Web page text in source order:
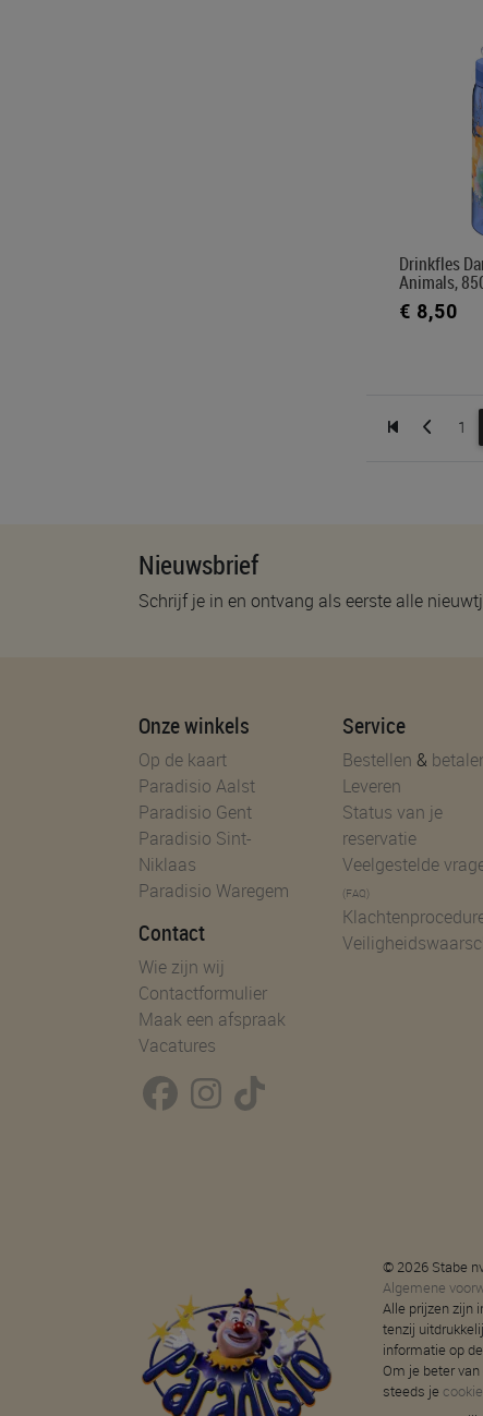
Drinkfles
Animals,
€ 8,50
1
Nieuwsbrief
Schrijf je in en ontvang als eerste alle
Onze winkels
Op de kaart
Paradisio Aalst
Paradisio Gent
Paradisio Sint-
Niklaas
Paradisio Waregem
Contact
Wie zijn wij
Contactformulier
Maak een afspraak
Vacatures
Service
Bestellen &
Leveren
Status van je
reservatie
Veelgestelde
(FAQ)
© 2026 Stabe
Algemene
Alle prijzen zijn
tenzij
informatie op
Om je beter
steeds je